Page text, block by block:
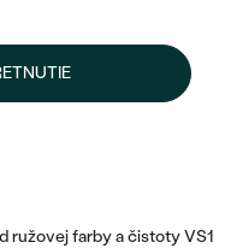
Možnosti doručenia
ružovej farby a čistoty VS1